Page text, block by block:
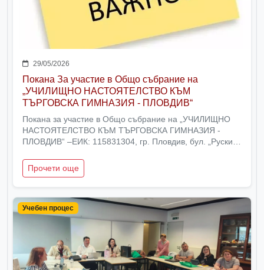
29/05/2026
Покана За участие в Общо събрание на
„УЧИЛИЩНО НАСТОЯТЕЛСТВО КЪМ
ТЪРГОВСКА ГИМНАЗИЯ - ПЛОВДИВ“
Покана за участие в Общо събрание на „УЧИЛИЩНО
НАСТОЯТЕЛСТВО КЪМ ТЪРГОВСКА ГИМНАЗИЯ -
ПЛОВДИВ“ –ЕИК: 115831304, гр. Пловдив, бул. „Руски“
Прочети още
Учебен процес